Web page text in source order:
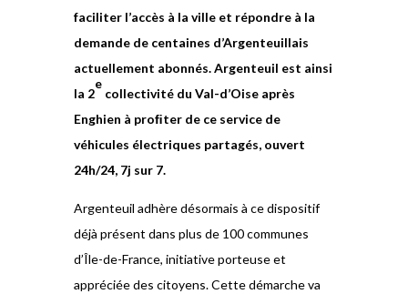
faciliter l’accès à la ville et répondre à la
demande de centaines d’Argenteuillais
actuellement abonnés. Argenteuil est ainsi
la 2
e
collectivité du Val-d’Oise après
Enghien à proﬁter de ce service de
véhicules électriques partagés, ouvert
24h/24, 7j sur 7.
Argenteuil adhère désormais à ce dispositif
déjà présent dans plus de 100 communes
d’Île-de-France, initiative porteuse et
appréciée des citoyens. Cette démarche va